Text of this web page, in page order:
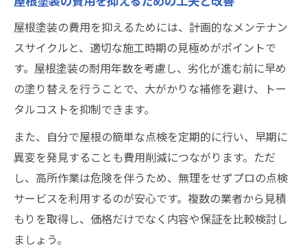
屋根塗装の費用を抑えるためには、計画的なメンテナン
スサイクルと、適切な施工時期の見極めがポイントで
す。屋根塗装の耐用年数を考慮し、劣化が進む前に早め
の塗り替えを行うことで、大がかりな補修を避け、トー
タルコストを抑制できます。
また、自分で屋根の簡単な点検を定期的に行い、早期に
異変を発見することも費用削減につながります。ただ
し、高所作業は危険を伴うため、無理をせずプロの点検
サービスを利用するのが安心です。複数の業者から見積
もりを取得し、価格だけでなく内容や保証を比較検討し
ましょう。